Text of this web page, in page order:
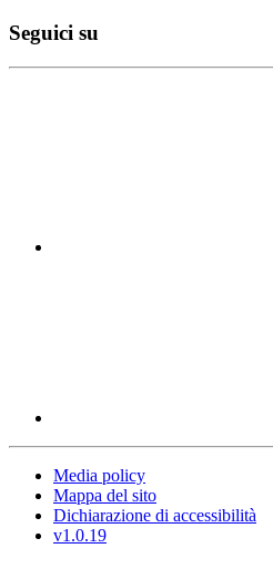
Seguici su
Media policy
Mappa del sito
Dichiarazione di accessibilità
v1.0.19